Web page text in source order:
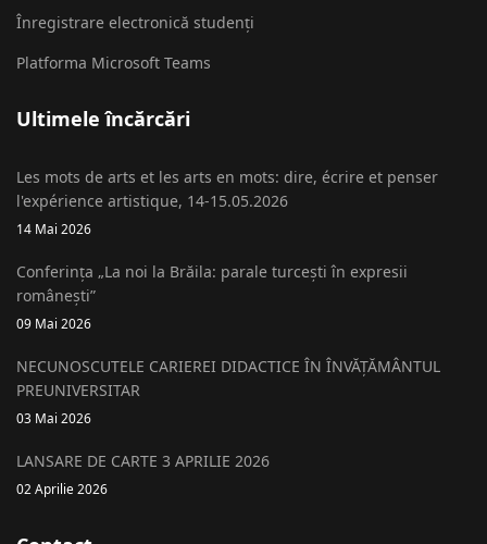
Înregistrare electronică studenți
Platforma Microsoft Teams
Ultimele încărcări
Les mots de arts et les arts en mots: dire, écrire et penser
l'expérience artistique, 14-15.05.2026
14 Mai 2026
Conferința „La noi la Brăila: parale turcești în expresii
românești”
09 Mai 2026
NECUNOSCUTELE CARIEREI DIDACTICE ÎN ÎNVĂȚĂMÂNTUL
PREUNIVERSITAR
03 Mai 2026
LANSARE DE CARTE 3 APRILIE 2026
02 Aprilie 2026